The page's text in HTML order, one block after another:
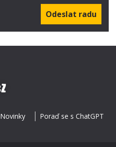
Novinky Poraď se s ChatGPT